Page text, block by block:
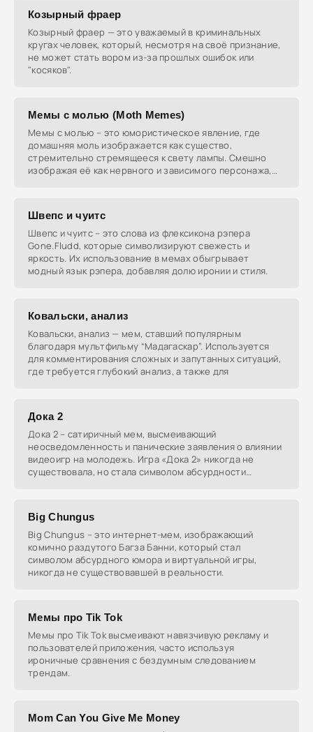
Козырный фраер
Козырный фраер — это уважаемый в криминальных
кругах человек, который, несмотря на своё признание,
не может стать вором из-за прошлых ошибок или
"косяков".
Мемы с молью (Moth Memes)
Мемы с молью – это юмористическое явление, где
домашняя моль изображается как существо,
стремительно стремящееся к свету лампы. Смешно
изображая её как нервного и зависимого персонажа,
Швепс и чуитс
Швепс и чуитс – это слова из флексикона рэпера
Gone.Fludd, которые символизируют свежесть и
яркость. Их использование в мемах обыгрывает
модный язык рэпера, добавляя долю иронии и стиля.
Ковальски, анализ
Ковальски, анализ — мем, ставший популярным
благодаря мультфильму “Мадагаскар”. Используется
для комментирования сложных и запутанных ситуаций,
где требуется глубокий анализ, а также для
Дока 2
Дока 2 – сатиричный мем, высмеивающий
неосведомленность и панические заявления о влиянии
видеоигр на молодежь. Игра «Дока 2» никогда не
существовала, но стала символом абсурдности
Big Chungus
Big Chungus – это интернет-мем, изображающий
комично раздутого Багза Банни, который стал
символом абсурдного юмора и виртуальной игры,
никогда не существовавшей в реальности.
Мемы про Tik Tok
Мемы про Tik Tok высмеивают навязчивую рекламу и
пользователей приложения, часто используя
ироничные сравнения с бездумным следованием
трендам.
Mom Can You Give Me Money